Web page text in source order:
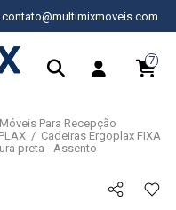
contato@multimixmoveis.com
7
Móveis Para Recepção
Cadeiras Ergoplax FIXA
preta - Assento